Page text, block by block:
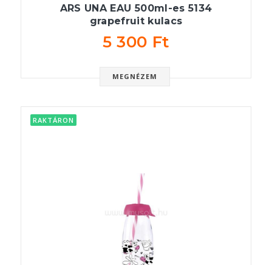
ARS UNA EAU 500ml-es 5134
grapefruit kulacs
5 300 Ft
MEGNÉZEM
RAKTÁRON